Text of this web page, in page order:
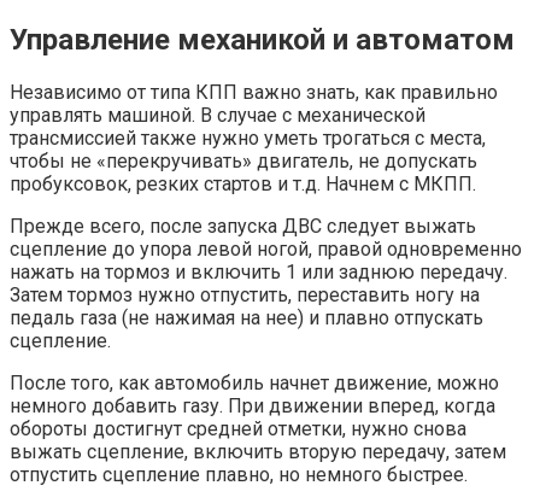
Управление механикой и автоматом
Независимо от типа КПП важно знать, как правильно
управлять машиной. В случае с механической
трансмиссией также нужно уметь трогаться с места,
чтобы не «перекручивать» двигатель, не допускать
пробуксовок, резких стартов и т.д. Начнем с МКПП.
Прежде всего, после запуска ДВС следует выжать
сцепление до упора левой ногой, правой одновременно
нажать на тормоз и включить 1 или заднюю передачу.
Затем тормоз нужно отпустить, переставить ногу на
педаль газа (не нажимая на нее) и плавно отпускать
сцепление.
После того, как автомобиль начнет движение, можно
немного добавить газу. При движении вперед, когда
обороты достигнут средней отметки, нужно снова
выжать сцепление, включить вторую передачу, затем
отпустить сцепление плавно, но немного быстрее.